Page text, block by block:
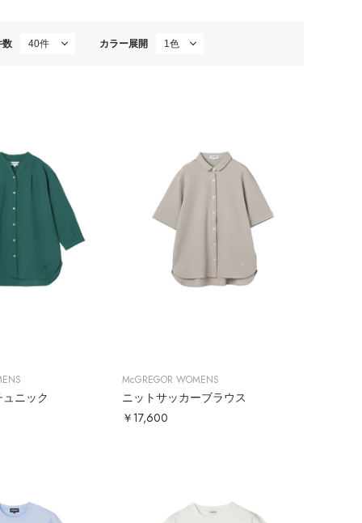
数 カラー展開
ニック
McGREGOR WOMENS
ニットサッカーブラウス
￥17,600